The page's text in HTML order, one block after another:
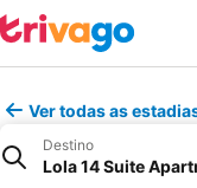
Ver todas as
Destino
Lola 14 Suite